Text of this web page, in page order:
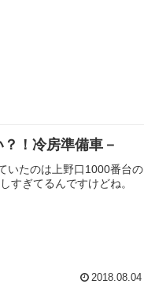
！冷房準備車－
いたのは上野口1000番台の
すぎてるんですけどね。
2018.08.04